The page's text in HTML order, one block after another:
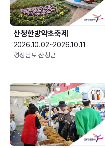
산청한방약초축제
2026.10.02~2026.10.11
경상남도 산청군